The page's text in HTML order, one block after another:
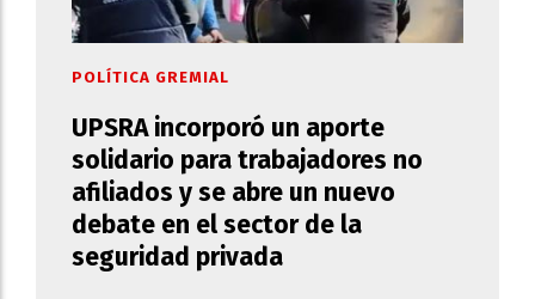
UPSRA incorporó un aporte
solidario para trabajadores no
afiliados y se abre un nuevo
debate en el sector de la
seguridad privada
POLÍTICA GREMIAL